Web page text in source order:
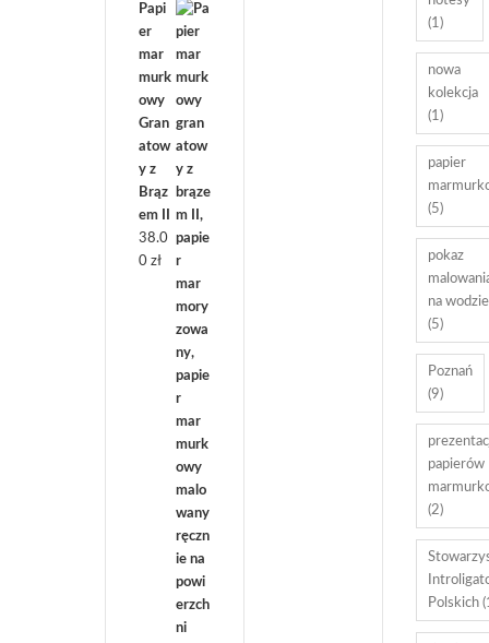
Papi
er
mar
murk
owy
Gran
atow
y z
Brąz
em II
38.0
0 zł
(1)
nowa
kolekcja
(1)
papier
(5)
pokaz
na wodzie
(5)
Poznań
(9)
papierów
(2)
Polskich